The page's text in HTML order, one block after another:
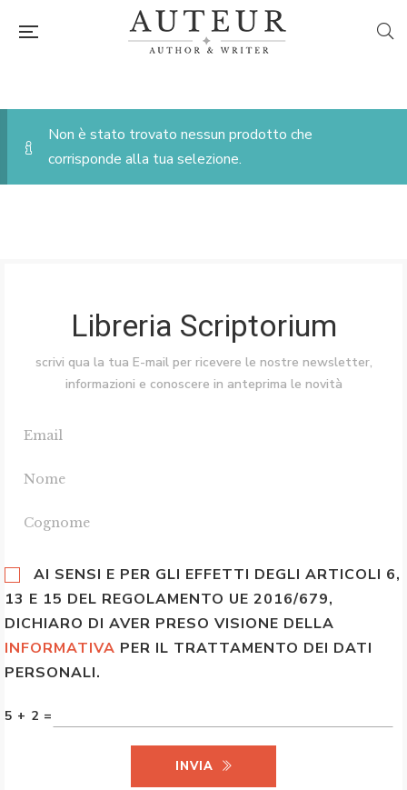
Non è stato trovato nessun prodotto che
corrisponde alla tua selezione.
Libreria Scriptorium
scrivi qua la tua E-mail per ricevere le nostre newsletter,
informazioni e conoscere in anteprima le novità
AI SENSI E PER GLI EFFETTI DEGLI ARTICOLI 6,
13 E 15 DEL REGOLAMENTO UE 2016/679,
DICHIARO DI AVER PRESO VISIONE DELLA
INFORMATIVA PER IL TRATTAMENTO DEI DATI
PERSONALI.
5 + 2 =
INVIA